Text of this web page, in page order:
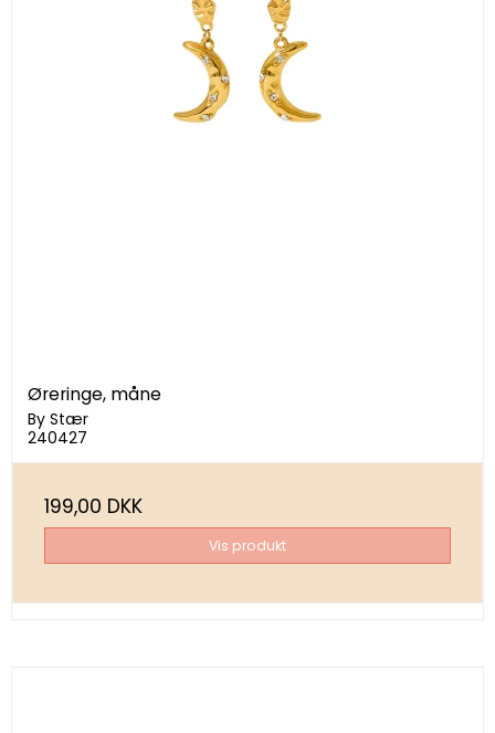
Øreringe, måne
By Stær
240427
199,00 DKK
Vis produkt